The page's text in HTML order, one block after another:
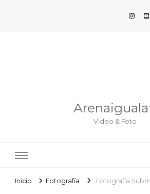
Video & Foto
Inicio Fotografía Fotografía